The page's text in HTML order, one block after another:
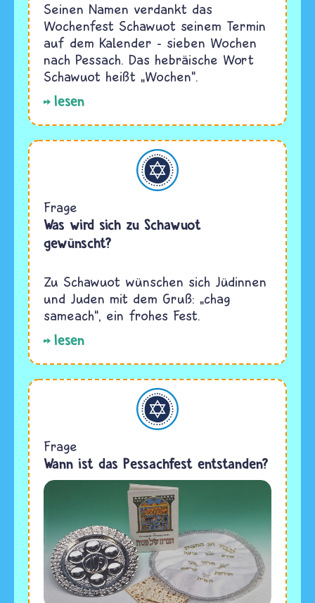
Seinen Namen verdankt das
Wochenfest Schawuot seinem Termin
auf dem Kalender - sieben Wochen
nach Pessach. Das hebräische Wort
Schawuot heißt „Wochen“.
lesen
Judentum
Frage
Was wird sich zu Schawuot
gewünscht?
Zu Schawuot wünschen sich Jüdinnen
und Juden mit dem Gruß: „chag
sameach“, ein frohes Fest.
lesen
Judentum
Frage
Wann ist das Pessachfest entstanden?